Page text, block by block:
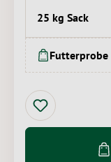
25 kg Sack
Futterprobe